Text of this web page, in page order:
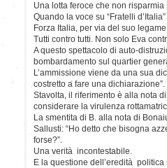
Una lotta feroce che non
Quando la voce su “Fratelli
Forza Italia, per via del suo
Tutti contro tutti. Non solo Eva
A questo spettacolo di auto-
bombardamento sul quartier
L’ammissione viene da una sua
costretto a fare una dichiarazione”.
Stavolta, il riferimento è alla nota
considerare la virulenza
La smentita di B. alla nota di
Sallusti: “Ho detto che bisogna
forse?”.
Una verità incontestabile.
E la questione dell’eredità